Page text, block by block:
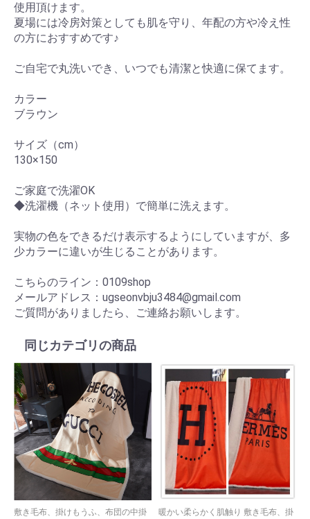
使用頂けます。
夏場には冷房対策としても肌を守り、年配の方や冷え性
の方におすすめです♪
ご自宅で丸洗いでき、いつでも清潔と快適に保てます。
カラー
ブラウン
サイズ（cm）
130×150
ご家庭で洗濯OK
◆洗濯機（ネット使用）で簡単に洗えます。
実物の色をできるだけ表示するようにしていますが、多
少カラーに違いが生じることがあります。
こちらのライン：0109shop
メールアドレス：ugseonvbju3484@gmail.com
ご質問がありましたら、ご連絡お願いします。
同じカテゴリの商品
敷き毛布、掛けもうふ、布団の中掛
暖かい柔らかく肌触り 敷き毛布、掛